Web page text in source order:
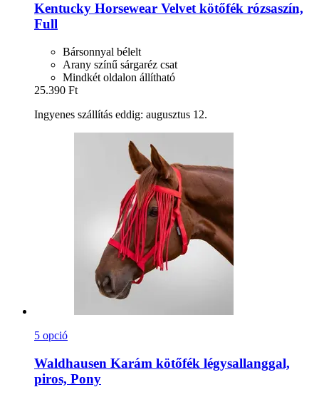
Kentucky Horsewear Velvet kötőfék rózsaszín,
Full
Bársonnyal bélelt
Arany színű sárgaréz csat
Mindkét oldalon állítható
25.390 Ft
Ingyenes szállítás eddig: augusztus 12.
5 opció
Waldhausen Karám kötőfék légysallanggal,
piros, Pony